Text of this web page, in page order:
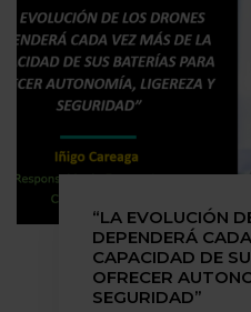
“LA EVOLUCIÓN
DEPENDERÁ
CAPACIDAD DE
OFRECER
SEGURIDAD”